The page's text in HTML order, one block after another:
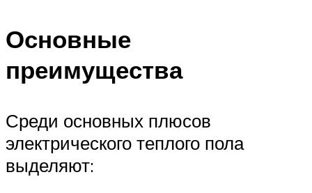
Основные
преимущества
Среди основных плюсов
электрического теплого пола
выделяют: